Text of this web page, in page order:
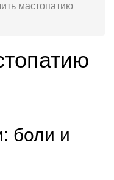
мастопатию
боли и